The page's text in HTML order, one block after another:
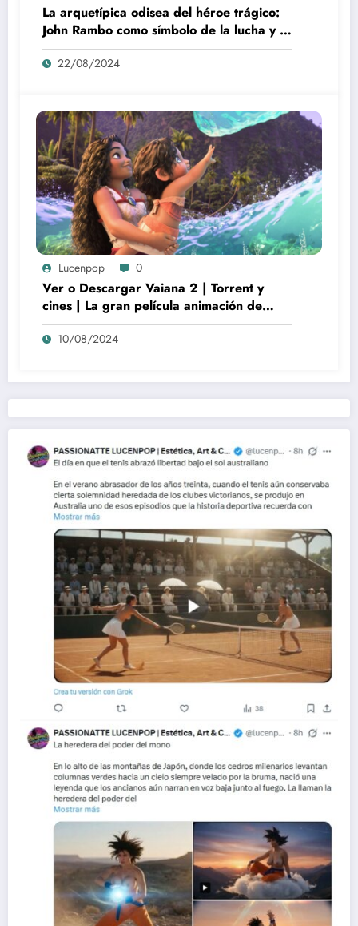
La arquetípica odisea del héroe trágico:
John Rambo como símbolo de la lucha y la
alienación en la modernidad
22/08/2024
Lucenpop 0
Ver o Descargar Vaiana 2 | Torrent y
cines | La gran película animación de
culto Disney | *****
10/08/2024